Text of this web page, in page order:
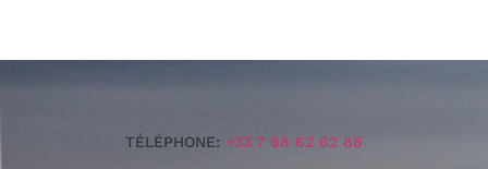
TÉLÉPHONE: +33 7 68 62 62 86